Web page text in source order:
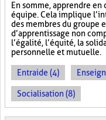
En somme, apprendre
équipe. Cela implique
des membres du groupe
d’apprentissage non
l’égalité, l’équité, la
personnelle et mutuelle.
Entraide (4)
Socialisation (8)